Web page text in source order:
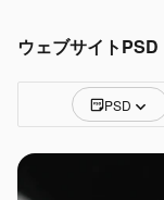
ウェブサイトPSD
PSD